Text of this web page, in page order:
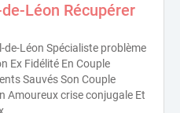
Léon Récupérer
Léon Spécialiste problème
Ex Fidélité En Couple
Sauvés Son Couple
Amoureux crise conjugale Et